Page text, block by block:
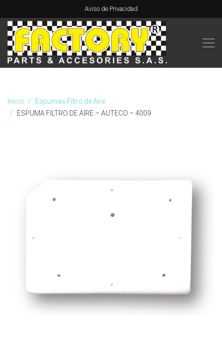
Aviso de Privacidad
Inicio
Espumas Filtro de Aire
ESPUMA FILTRO DE AIRE – AUTECO – 4009